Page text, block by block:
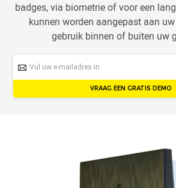
badges, via biometrie of voor een
kunnen worden aangepast aan
gebruik binnen of buiten uw
VRAAG EEN GRATIS DEMO